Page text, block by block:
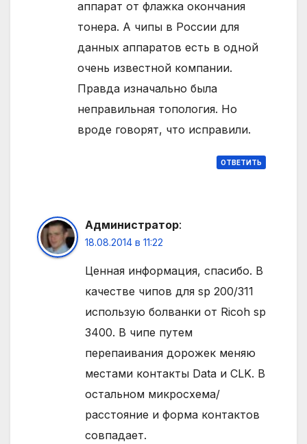
аппарат от флажка окончания
тонера. А чипы в России для
данных аппаратов есть в одной
очень известной компании.
Правда изначально была
неправильная топология. Но
вроде говорят, что исправили.
ОТВЕТИТЬ
Администратор:
18.08.2014 в 11:22
Ценная информация, спасибо. В
качестве чипов для sp 200/311
использую болванки от Ricoh sp
3400. В чипе путем
перепаивания дорожек меняю
местами контакты Data и CLK. В
остальном микросхема/
расстояние и форма контактов
совпадает.